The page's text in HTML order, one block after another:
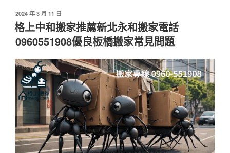
2024 年 3 月 11 日
格上中和搬家推薦新北永和搬家電話
0960551908優良板橋搬家常見問題